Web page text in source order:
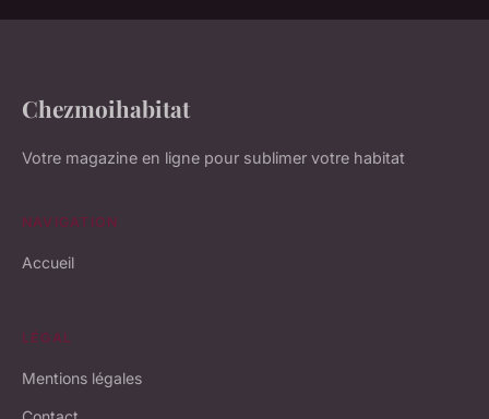
Chezmoihabitat
Votre magazine en ligne pour sublimer votre habitat
NAVIGATION
Accueil
LÉGAL
Mentions légales